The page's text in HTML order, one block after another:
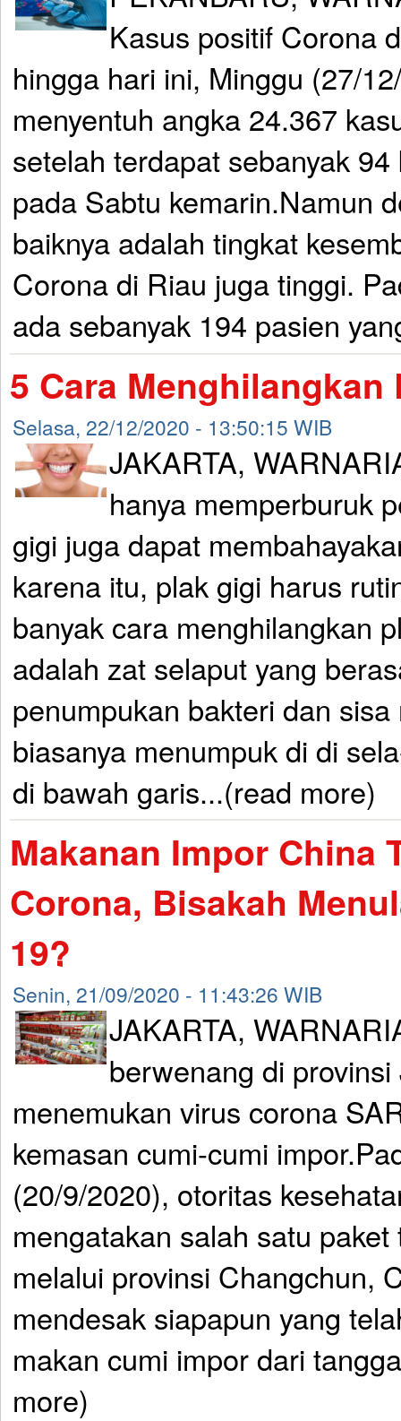
Kasus positif Corona
hingga hari ini, Minggu (27/
menyentuh angka 24.367
setelah terdapat sebanyak
pada Sabtu kemarin.Namun
baiknya adalah tingkat
Corona di Riau juga tinggi.
ada sebanyak 194 pasien
5 Cara Menghilangkan
Selasa, 22/12/2020 - 13:50:15 WIB
JAKARTA,
hanya memperburuk
gigi juga dapat
karena itu, plak gigi harus
banyak cara menghilangkan
adalah zat selaput yang
penumpukan bakteri dan
biasanya menumpuk di di
di bawah garis...(read more)
Makanan Impor China
Corona, Bisakah
19?
Senin, 21/09/2020 - 11:43:26 WIB
JAKARTA,
berwenang di
menemukan virus corona
kemasan cumi-cumi
(20/9/2020), otoritas
mengatakan salah satu paket
melalui provinsi Changchun,
mendesak siapapun yang
makan cumi impor dari
more)